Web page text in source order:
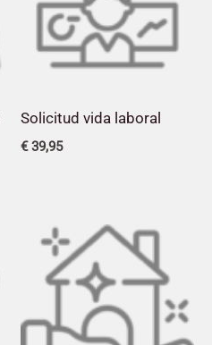
Solicitud vida laboral
€39,95